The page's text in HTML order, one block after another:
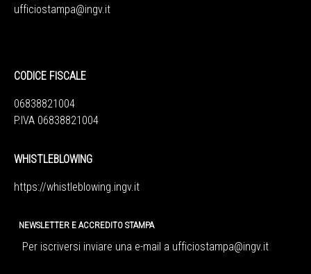
ufficiostampa@ingv.it
CODICE FISCALE
06838821004
P.IVA 06838821004
WHISTLEBLOWING
https://whistleblowing.ingv. it
NEWSLETTER E ACCREDITO STAMPA
Per iscriversi inviare una e-mail a ufficiostampa@ingv.it